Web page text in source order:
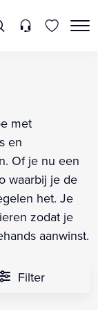
met
en
Of je nu een
waarbij je de
het. Je
zodat je
aanwinst.
Filter